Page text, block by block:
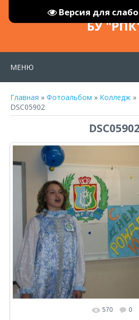
Версия для
БУ
МЕНЮ
Главная » Фотоальбом » Колледж »
DSC05902
DSC05902
В реальном размере
570 0